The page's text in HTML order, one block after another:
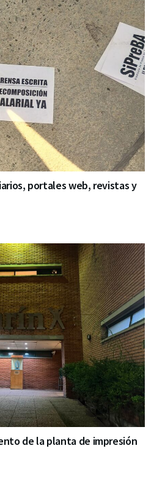
portales web, revistas y
de la planta de impresión